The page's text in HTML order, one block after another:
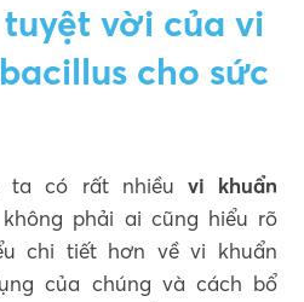
vời của vi
cho sức
ta có rất nhiềuvi khuẩn
phải ai cũng hiểu rõ
chi tiết hơn về vi khuẩn
của chúng và cách bổ